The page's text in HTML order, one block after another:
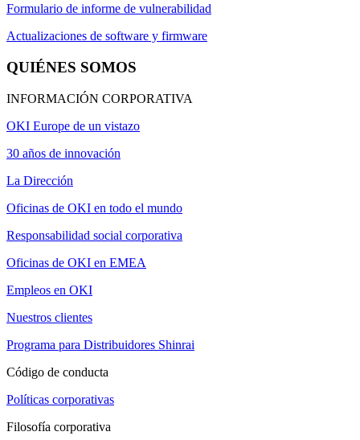
Formulario de informe de vulnerabilidad
Actualizaciones de software y firmware
QUIÉNES SOMOS
INFORMACIÓN CORPORATIVA
OKI Europe de un vistazo
30 años de innovación
La Dirección
Oficinas de OKI en todo el mundo
Responsabilidad social corporativa
Oficinas de OKI en EMEA
Empleos en OKI
Nuestros clientes
Programa para Distribuidores Shinrai
Código de conducta
Políticas corporativas
Filosofía corporativa